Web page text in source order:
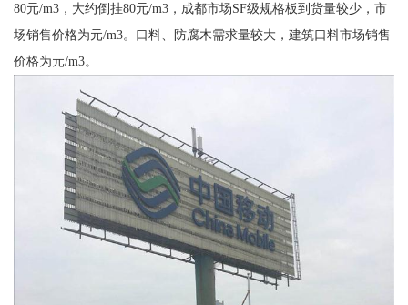
80元/m3，大约倒挂80元/m3，成都市场SF级规格板到货量较少，市
场销售价格为元/m3。口料、防腐木需求量较大，建筑口料市场销售
价格为元/m3。